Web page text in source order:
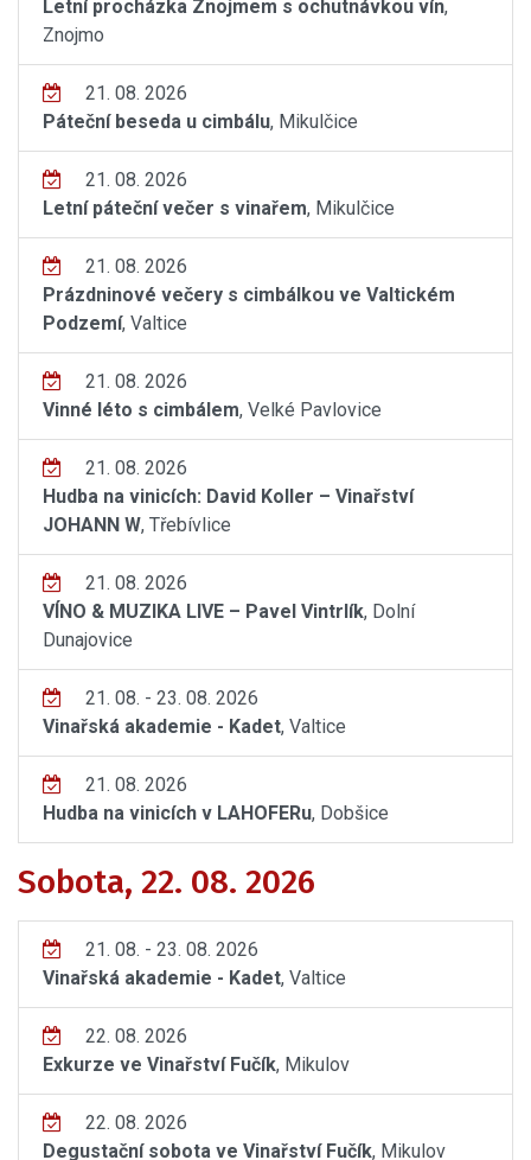
Letní procházka Znojmem s ochutnávkou vín,
Znojmo
21. 08. 2026
Páteční beseda u cimbálu, Mikulčice
21. 08. 2026
Letní páteční večer s vinařem, Mikulčice
21. 08. 2026
Prázdninové večery s cimbálkou ve Valtickém
Podzemí, Valtice
21. 08. 2026
Vinné léto s cimbálem, Velké Pavlovice
21. 08. 2026
Hudba na vinicích: David Koller – Vinařství
JOHANN W, Třebívlice
21. 08. 2026
VÍNO & MUZIKA LIVE – Pavel Vintrlík, Dolní
Dunajovice
21. 08. - 23. 08. 2026
Vinařská akademie - Kadet, Valtice
21. 08. 2026
Hudba na vinicích v LAHOFERu, Dobšice
Sobota, 22. 08. 2026
21. 08. - 23. 08. 2026
Vinařská akademie - Kadet, Valtice
22. 08. 2026
Exkurze ve Vinařství Fučík, Mikulov
22. 08. 2026
Degustační sobota ve Vinařství Fučík, Mikulov